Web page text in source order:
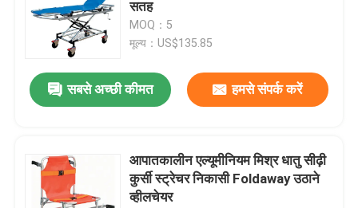
सतह
MOQ：5
मूल्य：US$135.85
सबसे अच्छी कीमत हमसे संपर्क करें
आपातकालीन एल्यूमीनियम मिश्र धातु सीढ़ी
कुर्सी स्ट्रेचर निकासी Foldaway उठाने
व्हीलचेयर